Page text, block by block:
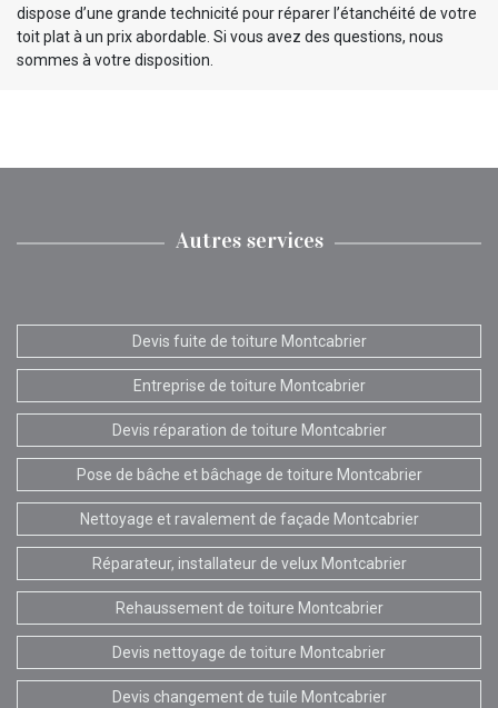
dispose d’une grande technicité pour réparer l’étanchéité de votre
toit plat à un prix abordable. Si vous avez des questions, nous
sommes à votre disposition.
Autres services
Devis fuite de toiture Montcabrier
Entreprise de toiture Montcabrier
Devis réparation de toiture Montcabrier
Pose de bâche et bâchage de toiture Montcabrier
Nettoyage et ravalement de façade Montcabrier
Réparateur, installateur de velux Montcabrier
Rehaussement de toiture Montcabrier
Devis nettoyage de toiture Montcabrier
Devis changement de tuile Montcabrier